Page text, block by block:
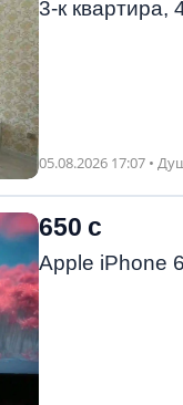
3-к квартира,
05.08.2026 17:07 •
650 с
Apple iPhone